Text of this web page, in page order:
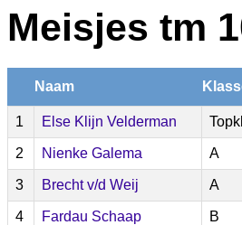
Meisjes tm
Naam
1 Else Klijn Velderman
2 Nienke Galema A
3 Brecht v/d Weij A
4 Fardau Schaap B